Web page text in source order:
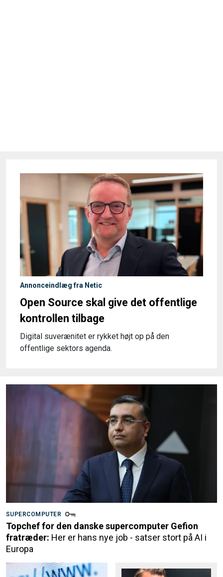
Annonceindlæg fra Netic
Open Source skal give det offentlige
kontrollen tilbage
Digital suverænitet er rykket højt op på den
offentlige sektors agenda.
SUPERCOMPUTER
Topchef for den danske supercomputer Gefion
fratræder: Her er hans nye job - satser stort på AI i
Europa